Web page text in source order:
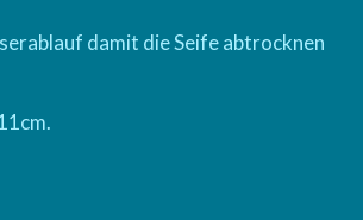
damit die Seife abtrocknen